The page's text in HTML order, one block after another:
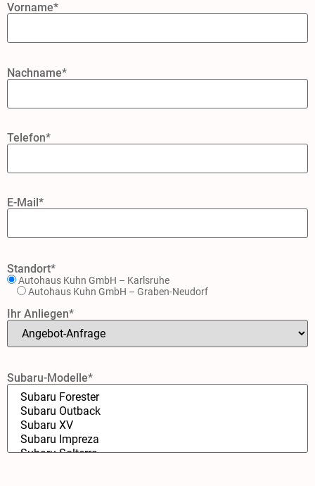
Vorname*
Nachname*
Telefon*
E-Mail*
Standort*
Autohaus Kuhn GmbH – Karlsruhe
Autohaus Kuhn GmbH – Graben-Neudorf
Ihr Anliegen*
Subaru-Modelle*